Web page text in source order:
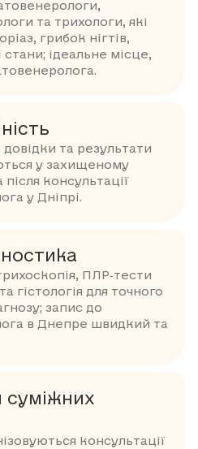
та трихологи, які
грибок нігтів,
ідеальне місце,
довідки та результати
у захищеному
після консультації
у Дніпрі.
ПЛР‑тести
гістологія для точного
запис до
в Днепре швидкий та
суміжних
консультації